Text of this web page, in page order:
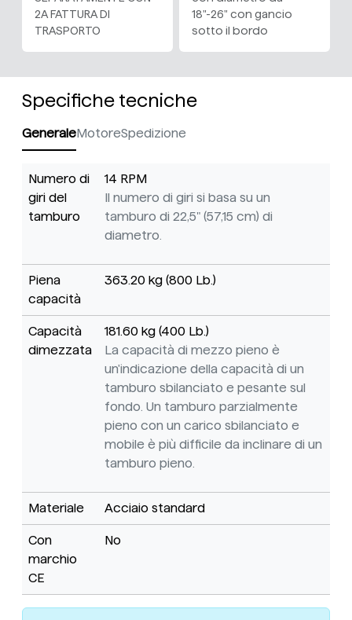
2A FATTURA DI
TRASPORTO
18"-26" con gancio
sotto il bordo
Specifiche tecniche
GeneraleMotoreSpedizione
Numero di
giri del
tamburo
14 RPM
Il numero di giri si basa su un
tamburo di 22,5" (57,15 cm) di
diametro.
Piena
capacità
363.20 kg (800 Lb.)
Capacità
dimezzata
181.60 kg (400 Lb.)
La capacità di mezzo pieno è
un'indicazione della capacità di un
tamburo sbilanciato e pesante sul
fondo. Un tamburo parzialmente
pieno con un carico sbilanciato e
mobile è più difficile da inclinare di un
tamburo pieno.
Materiale Acciaio standard
Con
marchio
CE
No